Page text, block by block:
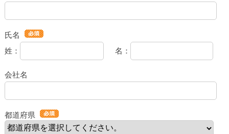
氏名
姓：
名：
会社名
都道府県